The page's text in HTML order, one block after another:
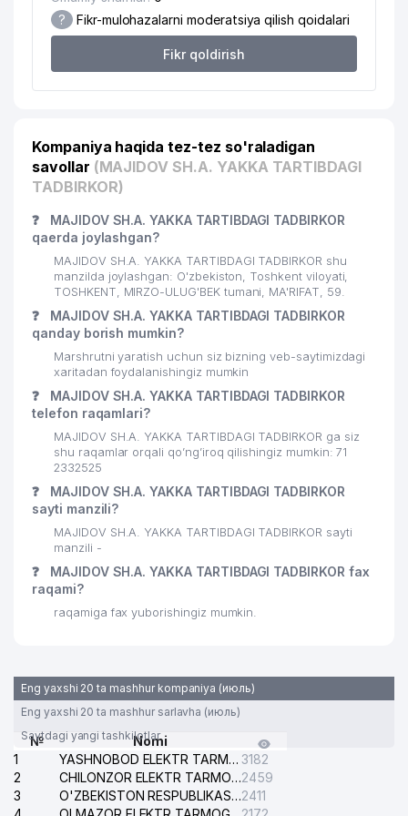
20 PARKER RUSSELL LEGAL MChJ 180 м
21 BEPRO NORMA MChJ 191 м
ISHONCH TELEFONI
23 SERGEY ESENIN MUZEYI
24 LASHKARBEGI MAHALLA QO'MITASI 261 м
25
BOSHQARMASI
267 м
LARGE-SCALE CONSTRUCTION
MChJ
28 KARAT PROJEKT MChJ 349 м
30 ARTVALOL TRAST MChJ
31 CALYPSO TRAVEL MChJ 362 м
KARAMATOV VA ADVOKATLAR
ADVOKATLIK FIRMASI
363 м
33
EVENTS TRAVEL OILAVIY
35 MAGNA TECHNOLOGIES MChJ 386 м
36
ASHUROVA Z.G. YAKKA TARTIBDAGI
EVAPOLLY COMPANY MChJ
DATEX SYSTEMS MChJ
? Fikr-mulohazalarni moderatsiya qilish qoidalari
Fikr qoldirish
Kompaniya haqida tez-tez so'raladigan
savollar (MAJIDOV SH.A. YAKKA TARTIBDAGI
TADBIRKOR)
❓
MAJIDOV SH.A. YAKKA TARTIBDAGI TADBIRKOR
qaerda joylashgan?
MAJIDOV SH.A. YAKKA TARTIBDAGI TADBIRKOR shu
manzilda joylashgan: O'zbekiston, Toshkent viloyati,
TOSHKENT, MIRZO-ULUG'BEK tumani, MA'RIFAT, 59.
❓
MAJIDOV SH.A. YAKKA TARTIBDAGI TADBIRKOR
qanday borish mumkin?
Marshrutni yaratish uchun siz bizning veb-saytimizdagi
xaritadan foydalanishingiz mumkin
❓
MAJIDOV SH.A. YAKKA TARTIBDAGI TADBIRKOR
telefon raqamlari?
MAJIDOV SH.A. YAKKA TARTIBDAGI TADBIRKOR ga siz
shu raqamlar orqali qo’ng’iroq qilishingiz mumkin: 71
2332525
❓
MAJIDOV SH.A. YAKKA TARTIBDAGI TADBIRKOR
sayti manzili?
MAJIDOV SH.A. YAKKA TARTIBDAGI TADBIRKOR sayti
manzili -
❓
MAJIDOV SH.A. YAKKA TARTIBDAGI TADBIRKOR fax
raqami?
raqamiga fax yuborishingiz mumkin.
Eng yaxshi 20 ta mashhur kompaniya (июль)
Eng yaxshi 20 ta mashhur sarlavha (июль)
Saytdagi yangi tashkilotlar
№
Nomi
1
YASHNOBOD ELEKTR TARMOG'I NOSOZLIKLARI XIZMATI 3182
2
CHILONZOR ELEKTR TARMOG'I NOSOZLIK XIZMATI2459
3
O'ZBEKISTON RESPUBLIKASI BOSH PROKURATURASI ISHONCH TELEFONI2411